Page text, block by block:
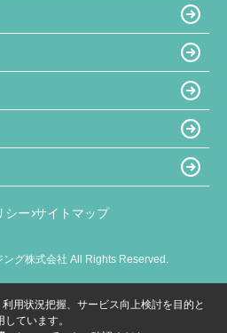
シー サイトマップ
グ株式会社 All Rights Reserved.
用状況把握、サービス向上検討を目的と
ています。